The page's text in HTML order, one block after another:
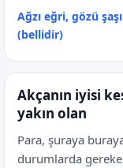
Ağzı eğri, gözü
(bellidir)
Akçanın iyisi
yakın olan
Para, şuraya
durumlarda